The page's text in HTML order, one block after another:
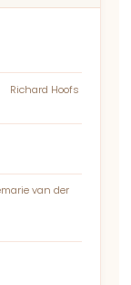
Richard Hoofs
van der